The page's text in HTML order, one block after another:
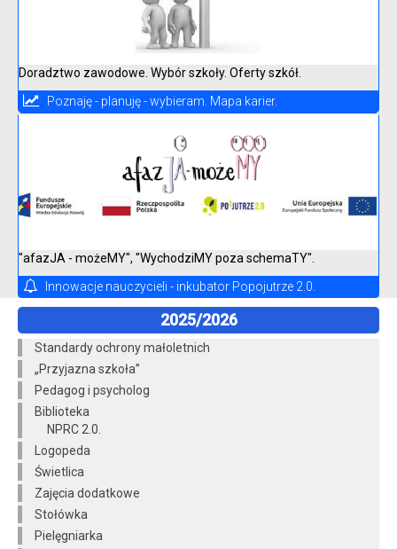
Doradztwo zawodowe. Wybór szkoły. Oferty szkół.
Poznaję - planuję - wybieram. Mapa karier.
"afazJA - możeMY", "WychodziMY poza schemaTY".
Innowacje nauczycieli - inkubator Popojutrze 2.0.
2025/2026
Standardy ochrony małoletnich
„Przyjazna szkoła”
Pedagog i psycholog
Biblioteka
NPRC 2.0.
Logopeda
Świetlica
Zajęcia dodatkowe
Stołówka
Pielęgniarka